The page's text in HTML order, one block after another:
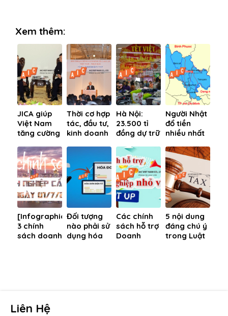
Xem thêm:
JICA giúp
Việt Nam
tăng cường
thực hiện
dự án PPP
Thời cơ hợp
tác, đầu tư,
kinh doanh
nhất
Hà Nội:
23.500 tỉ
đồng dự trữ
bình ổn giá
trong dịp
Tết
Người Nhật
đổ tiền
nhiều nhất
Dương
[Infographic]
3 chính
sách doanh
Đối tượng
nào phải sử
dụng hóa
Các chính
sách hỗ trợ
Doanh
5 nội dung
đáng chú ý
trong Luật
Liên Hệ